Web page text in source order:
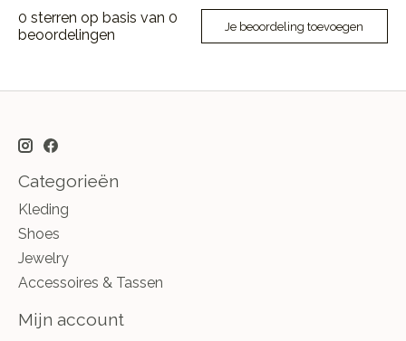
0 sterren op basis van 0
beoordelingen
Je beoordeling toevoegen
Categorieën
Kleding
Shoes
Jewelry
Accessoires & Tassen
Mijn account